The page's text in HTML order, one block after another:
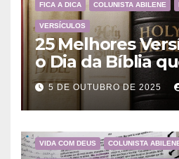
FICA A DICA COLUNISTA ABILENE
VERSÍCULOS
25 Melhores
o Dia da Bíblia
a importância da
Deus
5 DE OUTUBRO DE 2025
VIDA COM DEUS COLUNISTA